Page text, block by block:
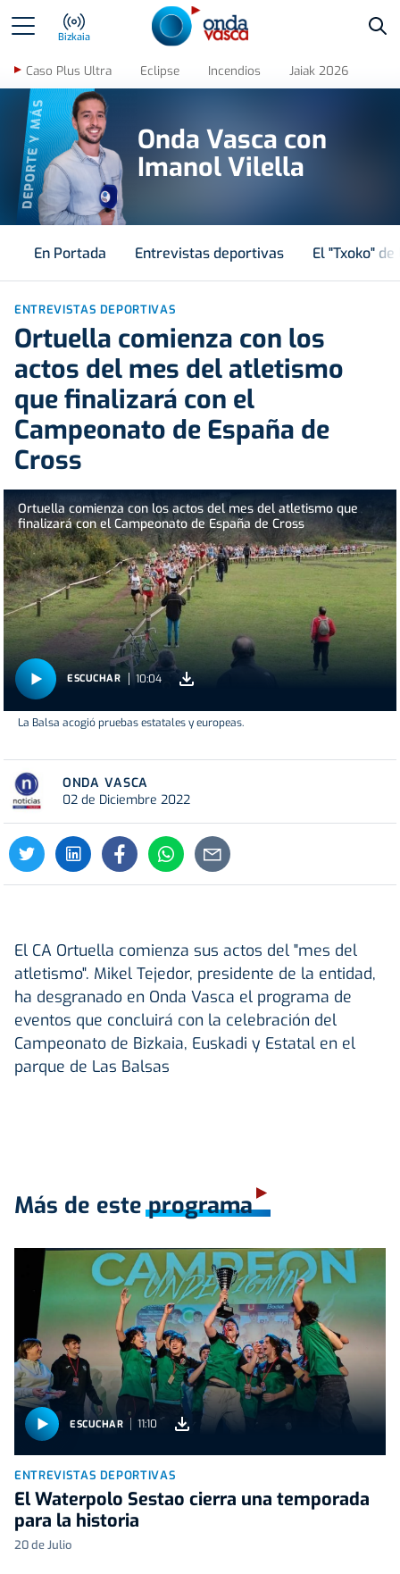
Bizkaia
Caso Plus Ultra Eclipse Incendios Jaiak 2026
DEPORTE Y MÁS
Onda Vasca con
Imanol Vilella
En Portada Entrevistas deportivas El "Txoko"
ENTREVISTAS DEPORTIVAS
Ortuella comienza con los
actos del mes del atletismo
que finalizará con el
Campeonato de España de
Cross
Ortuella comienza con los actos del mes del atletismo que
finalizará con el Campeonato de España de Cross
ESCUCHAR 10:04
La Balsa acogió pruebas estatales y europeas.
ONDA VASCA
02 de Diciembre 2022
El CA Ortuella comienza sus actos del "mes del
atletismo". Mikel Tejedor, presidente de la entidad,
ha desgranado en Onda Vasca el programa de
eventos que concluirá con la celebración del
Campeonato de Bizkaia, Euskadi y Estatal en el
parque de Las Balsas
Más de este programa
ESCUCHAR 11:10
ENTREVISTAS DEPORTIVAS
El Waterpolo Sestao cierra una temporada
para la historia
20 de Julio